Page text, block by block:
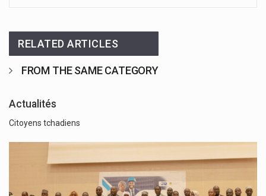
RELATED ARTICLES
FROM THE SAME CATEGORY
Actualités
Citoyens tchadiens